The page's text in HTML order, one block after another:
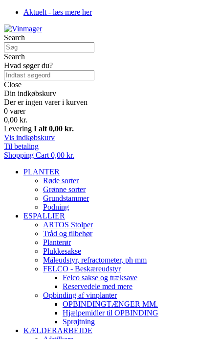
Aktuelt - læs mere her
Search
Search
Hvad søger du?
Close
Din indkøbskurv
Der er ingen varer i kurven
0 varer
0,00 kr.
Levering I alt 0,00 kr.
Vis indkøbskurv
Til betaling
Shopping Cart 0,00 kr.
PLANTER
Røde sorter
Grønne sorter
Grundstammer
Podning
ESPALLIER
ARTOS Stolper
Tråd og tilbehør
Planterør
Plukkesakse
Måleudstyr, refractometer, ph mm
FELCO - Beskæreudstyr
Felco sakse og træksave
Reservedele med mere
Opbinding af vinplanter
OPBINDINGTÆNGER MM.
Hjælpemidler til OPBINDING
Sprøjtning
KÆLDERARBEJDE